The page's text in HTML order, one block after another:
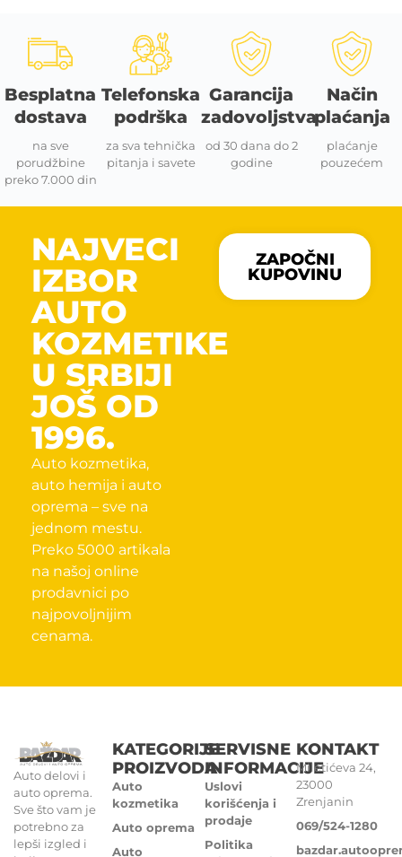
Besplatna
dostava
na sve
porudžbine
preko 7.000 din
Telefonska
podrška
za sva tehnička
pitanja i savete
Garancija
zadovoljstva
od 30 dana do 2
godine
Način
plaćanja
plaćanje
pouzećem
NAJVECI
IZBOR
AUTO
KOZMETIKE
U SRBIJI
JOŠ OD
1996.
Auto kozmetika,
auto hemija i auto
oprema – sve na
jednom mestu.
Preko 5000 artikala
na našoj online
prodavnici po
najpovoljnijim
cenama.
ZAPOČNI
KUPOVINU
Auto delovi i
auto oprema.
Sve što vam je
potrebno za
lepši izgled i
KATEGORIJE
PROIZVODA
Auto
kozmetika
Auto oprema
Auto
SERVISNE
INFORMACIJE
Uslovi
korišćenja i
prodaje
Politika
KONTAKT
Miletićeva 24,
23000
Zrenjanin
069/524-1280